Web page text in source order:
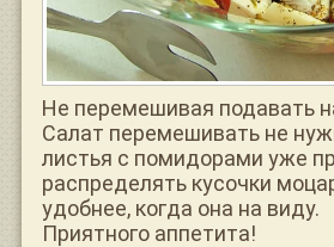
Не перемешивая подавать
Салат перемешивать не
листья с помидорами уже
распределять кусочки
удобнее, когда она на виду.
Приятного аппетита!